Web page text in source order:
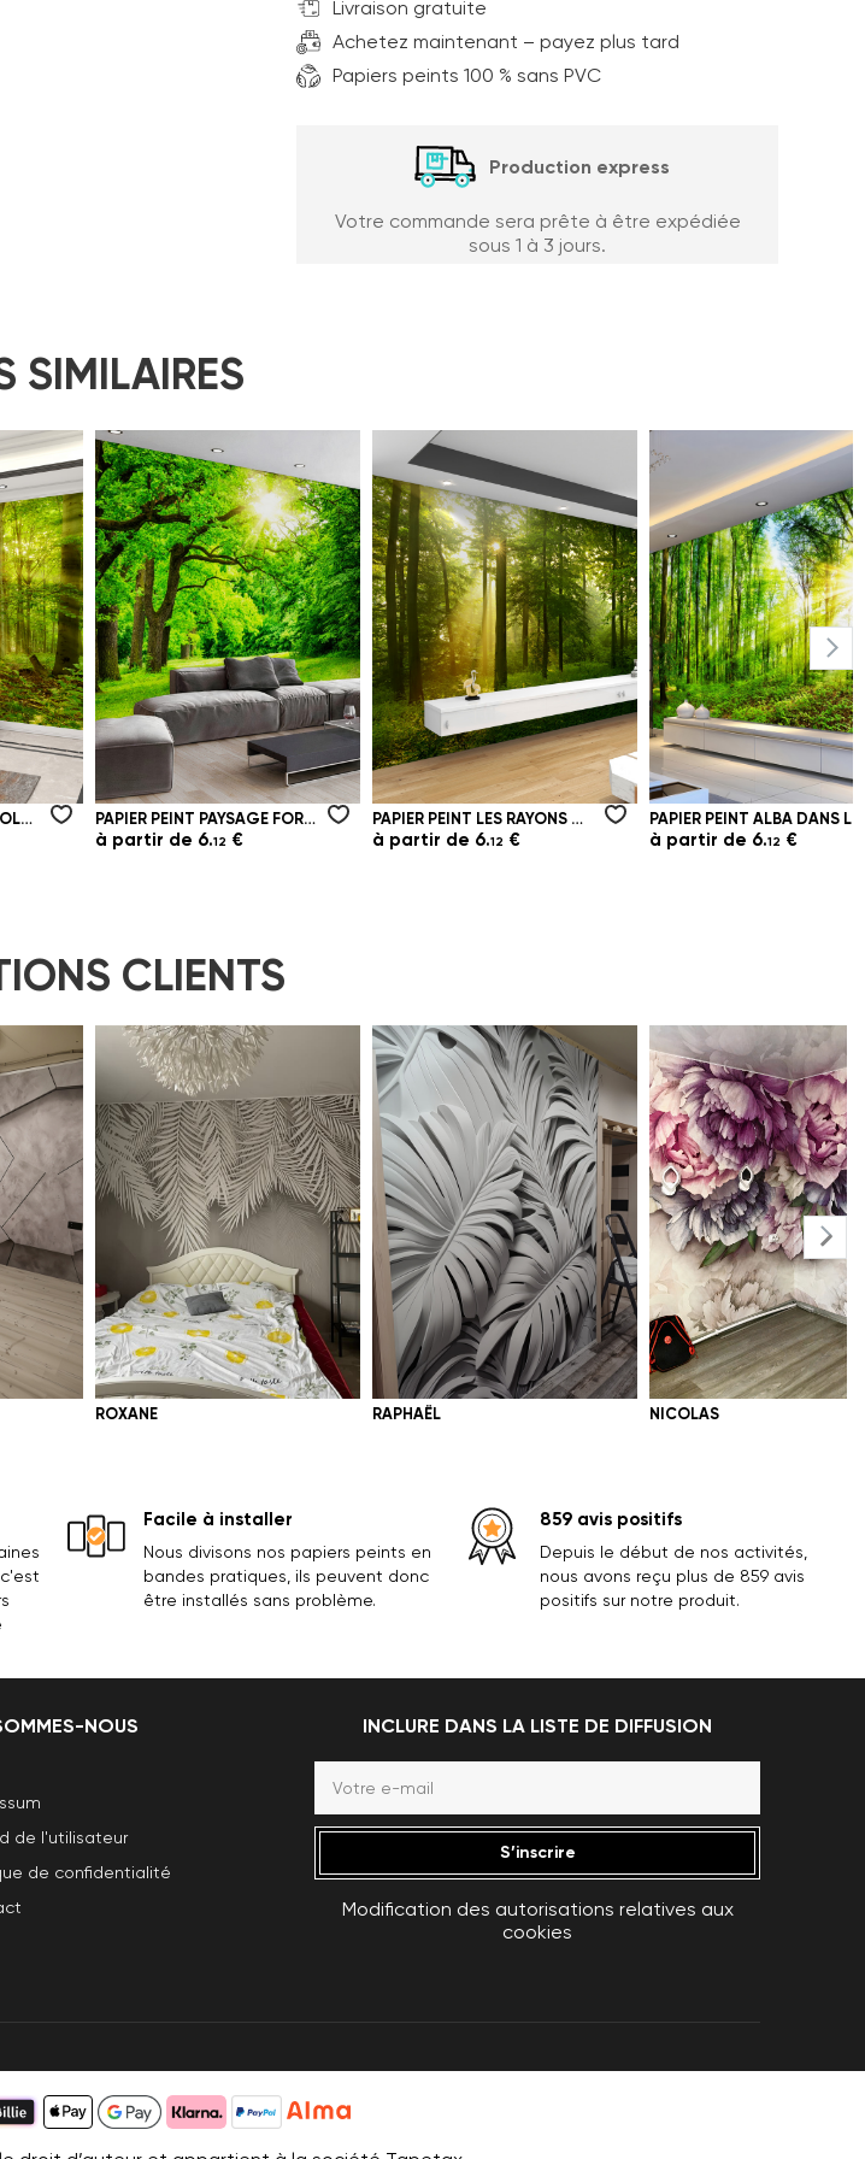
Livraison gratuite
Achetez maintenant – payez plus tard
Papiers peints 100 % sans PVC
Production express
Votre commande sera prête à être expédiée
sous 1 à 3 jours.
SIMILAIRES
PAPIER PEINT PAYSAGE FORESTIER DE L'ÉTÉ BRILLANT
à partir de 6.12 €
PAPIER PEINT LES RAYONS DU MATIN DU SOLEIL ÉCLATENT DANS LA FORÊT
à partir de 6.12 €
PAPIER PEINT ALBA DANS LA FORÊT VERTE À FEUILLES CADUQUES
à partir de 6.12 €
CLIENTS
ROXANE RAPHAËL NICOLAS
Facile à installer
Nous divisons nos papiers peints en
bandes pratiques, ils peuvent donc
être installés sans problème.
859 avis positifs
Depuis le début de nos activités,
nous avons reçu plus de 859 avis
positifs sur notre produit.
NOUS
de l'utilisateur
de confidentialité
INCLURE DANS LA LISTE DE DIFFUSION
S’inscrire
Modification des autorisations relatives aux
cookies